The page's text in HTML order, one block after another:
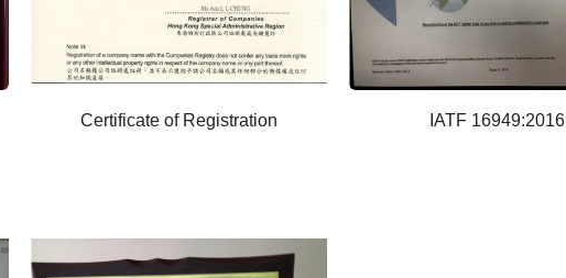
Certificate of Registration IATF 16949:2016